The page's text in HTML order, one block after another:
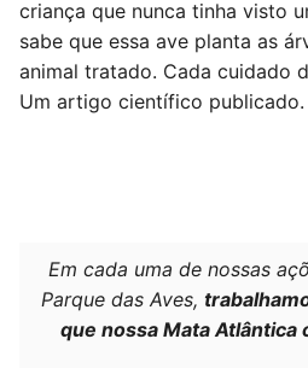
criança que nunca tinha visto
sabe que essa ave planta as
animal tratado. Cada cuidado
Um artigo científico publicado.
Em cada uma de nossas
Parque das Aves,
que nossa Mata